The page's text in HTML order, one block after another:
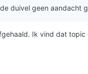
duivel geen aandacht
Ik vind dat